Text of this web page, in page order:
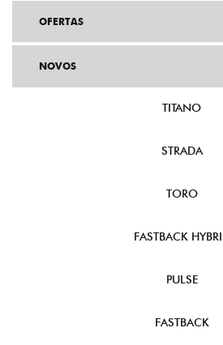
OFERTAS
NOVOS
TITANO
STRADA
TORO
FASTBACK
PULSE
FASTBACK